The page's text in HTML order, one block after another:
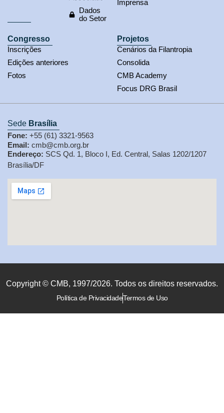
Dados
do Setor
Imprensa
Congresso
Inscrições
Edições anteriores
Fotos
Projetos
Cenários da Filantropia
Consolida
CMB Academy
Focus DRG Brasil
Sede Brasília
Fone: +55 (61) 3321-9563
Email: cmb@cmb.org.br
Endereço: SCS Qd. 1, Bloco I, Ed. Central, Salas 1202/1207
Brasília/DF
Copyright © CMB, 1997/2026. Todos os direitos reservados.
Política de PrivacidadeTermos de Uso